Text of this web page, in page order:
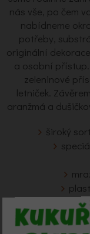
nás vše, po čem
nabídneme
potřeby,
originální
a osobní
zeleninové
letniček.
aranžmá a
široký